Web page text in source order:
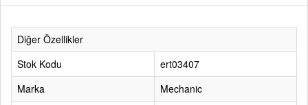
Diğer Özellikler
Stok Kodu
ert03407
Marka
Mechanic